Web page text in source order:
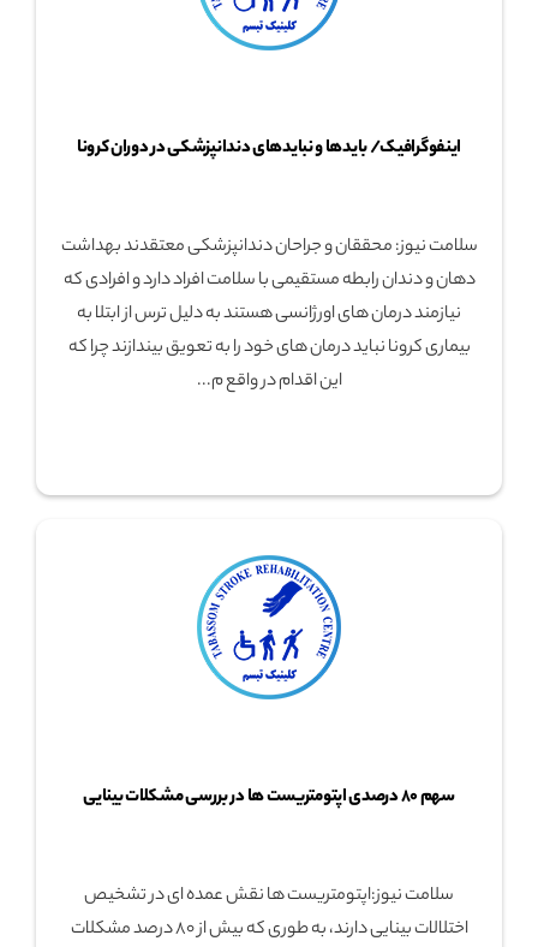
اینفوگرافیک/ بایدها و نبایدهای دندانپزشکی در دوران کرونا
سلامت نیوز: محققان و جراحان دندانپزشکی معتقدند بهداشت
دهان و دندان رابطه مستقیمی با سلامت افراد دارد و افرادی که
نیازمند درمان های اورژانسی هستند به دلیل ترس از ابتلا به
بیماری کرونا نباید درمان های خود را به تعویق بیندازند چرا که
این اقدام در واقع م...
سهم ۸۰ درصدی اپتومتریست ها در بررسی مشکلات بینایی
سلامت نیوز:اپتومتریست ها نقش عمده ای در تشخیص
اختلالات بینایی دارند، به طوری که بیش از ۸۰ درصد مشکلات